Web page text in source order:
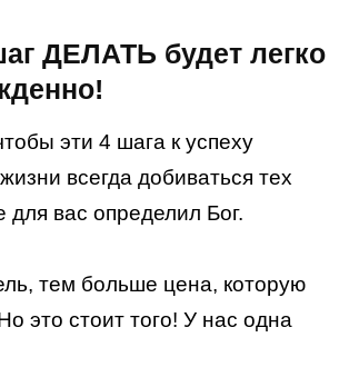
ДЕЛАТЬ будет легко
эти 4 шага к успеху
всегда добиваться тех
для вас определил Бог.
тем больше цена, которую
это стоит того! У нас одна